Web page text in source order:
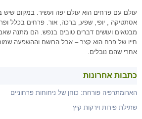
עולם עם פרחים הוא עולם יפה ועשיר. במקום שיש
אסתטיקה , יופי, שפע, ברכה, אור. פרחים בכלל
מבטאים ועושים דברים טובים בנפש. הם מתנה
חייו של פרח הוא קצר – אבל הרושם וההשפעה
אחרי שהם נובלים.
כתבות אחרונות
הארומתרפיה פורחת: כוחן של ניחוחות פרחוניים
שתילת פירות וירקות קיץ